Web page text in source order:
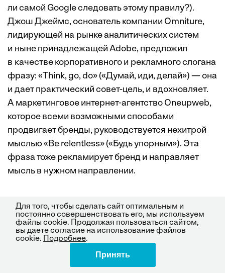
ли самой Google следовать этому правилу?).
Джош Джеймс, основатель компании Omniture,
лидирующей на рынке аналитических систем
и ныне принадлежащей Adobe, предложил
в качестве корпоративного и рекламного слогана
фразу: «Think, go, do» («Думай, иди, делай») — она
и дает практический совет-цель, и вдохновляет.
А маркетинговое интернет-агентство Oneupweb,
которое всеми возможными способами
продвигает бренды, руководствуется нехитрой
мыслью «Be relentless» («Будь упорным»). Эта
фраза тоже рекламирует бренд и направляет
мысль в нужном направлении.
Привязывание бренда к определенному
настроению.Напомню такую историю. Братья
Берт и Джон Джейкобс продавали футболки
в колледжах и на уличных ярмарках —
с переменным успехом. Все изменилось, когда
Для того, чтобы сделать сайт оптимальным и
постоянно совершенствовать его, мы используем
файлы cookie. Продолжая пользоваться сайтом,
вы даете согласие на использование файлов
cookie.
Подробнее.
Принять